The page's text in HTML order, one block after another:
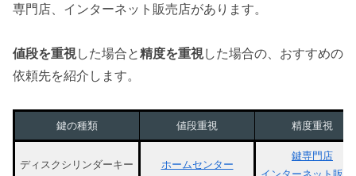
専門店、インターネット販売店があります。
値段を重視した場合と精度を重視した場合の、おすすめの
依頼先を紹介します。
鍵の種類 値段重視 精度重視
ディスクシリンダーキー ホームセンター
鍵専門店